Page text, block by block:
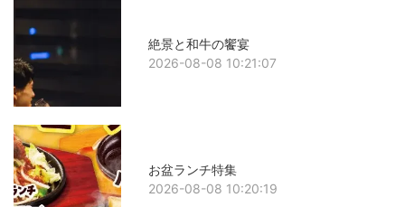
絶景と和牛の饗宴
2026-08-08 10:21:07
お盆ランチ特集
2026-08-08 10:20:19